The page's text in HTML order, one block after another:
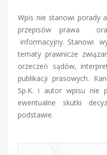
Wpis nie stanowi porady
przepisów prawa
informacyjny. Stanowi
tematy prawnicze
orzeczeń sądów,
publikacji prasowych.
Sp.K. i autor wpisu nie
ewentualne skutki
podstawie.